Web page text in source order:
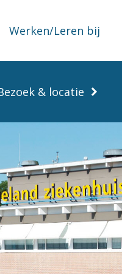
Werken/Leren bij
& locatie